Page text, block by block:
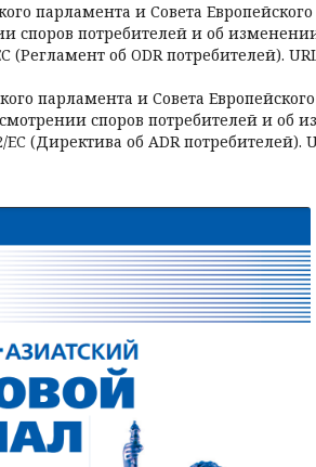
парламента и Совета Европейского
споров потребителей и об
(Регламент об ODR потребителей).
парламента и Совета
споров потребителей и об
(Директива об ADR потребителей).